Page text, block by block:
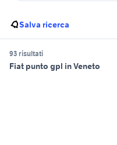
Salva ricerca
93 risultati
Fiat punto gpl in Veneto